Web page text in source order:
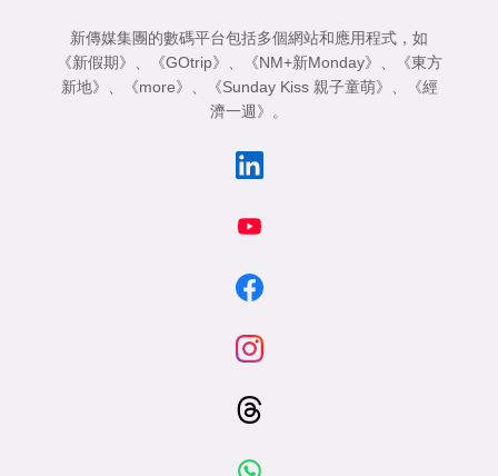
新傳媒集團的數碼平台包括多個網站和應用程式，如
《新假期》
《GOtrip》 《NM+新Monday》
《東方
新地》
《more》 《Sunday Kiss 親子童萌》
《經
濟一週》
。